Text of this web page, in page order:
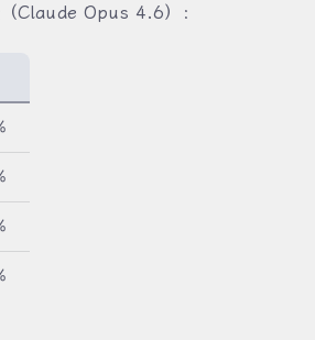
Claude Opus 4.6）：